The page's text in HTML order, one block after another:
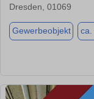
Dresden, 01069
Gewerbeobjekt ca.